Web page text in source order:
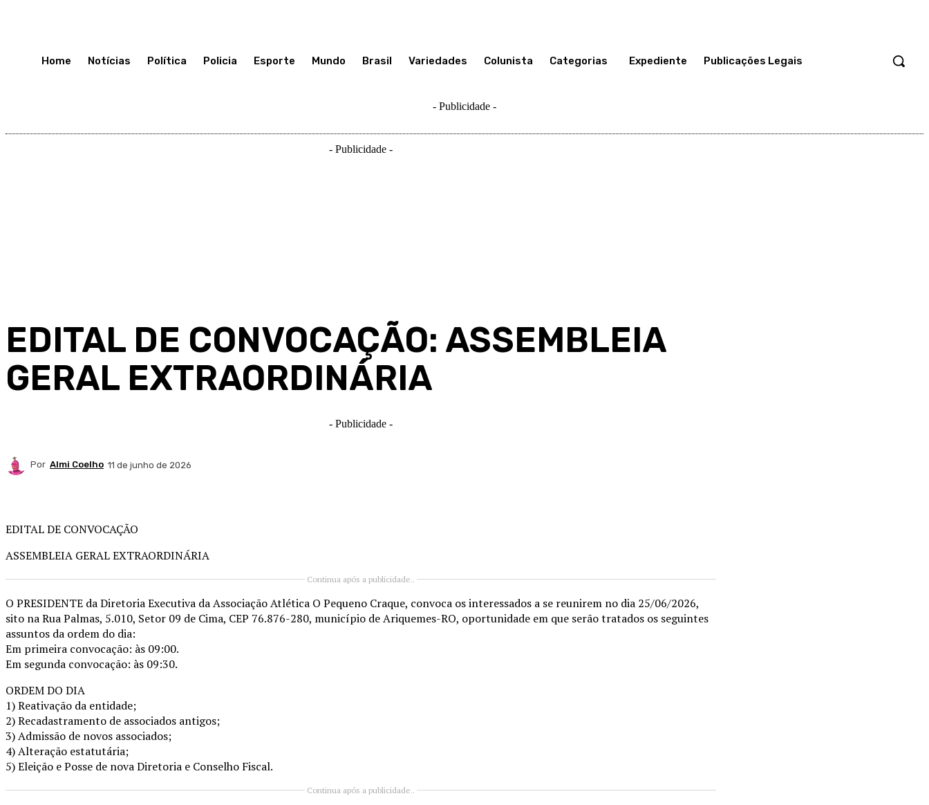
Home Notícias Política Policia Esporte Mundo Brasil Variedades Colunista Categorias Expediente Publicações Legais
- Publicidade -
- Publicidade -
EDITAL DE CONVOCAÇÃO: ASSEMBLEIA
GERAL EXTRAORDINÁRIA
- Publicidade -
Por Almi Coelho 11 de junho de 2026
EDITAL DE CONVOCAÇÃO
ASSEMBLEIA GERAL EXTRAORDINÁRIA
Continua após a publicidade..
O PRESIDENTE da Diretoria Executiva da Associação Atlética O Pequeno Craque, convoca os interessados a se reunirem no dia 25/06/2026,
sito na Rua Palmas, 5.010, Setor 09 de Cima, CEP 76.876-280, município de Ariquemes-RO, oportunidade em que serão tratados os seguintes
assuntos da ordem do dia:
Em primeira convocação: às 09:00.
Em segunda convocação: às 09:30.
ORDEM DO DIA
1) Reativação da entidade;
2) Recadastramento de associados antigos;
3) Admissão de novos associados;
4) Alteração estatutária;
5) Eleição e Posse de nova Diretoria e Conselho Fiscal.
Continua após a publicidade..